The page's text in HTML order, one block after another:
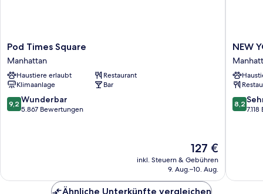
Pod
Times
Square
Manhattan
Pod Times Square
Manhattan
Haustiere erlaubt
Restaurant
Klimaanlage
Bar
9.2
von
9,2 Wunderbar
5.867 Bewertungen
Der
Preis
beträgt
127 €
inkl. Steuern & Gebühren
9. Aug.–10. Aug.
NEW
YORKER
BY
LOTTE
HOTELS
NEW
8.2
von
8,2
Ähnliche Unterkünfte vergleichen